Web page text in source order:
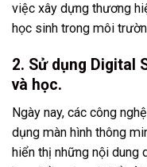
việc xây dựng thương
học sinh trong môi
2. Sử dụng Digital
và học.
Ngày nay, các công
dụng màn hình thông
hiển thị những nội dung